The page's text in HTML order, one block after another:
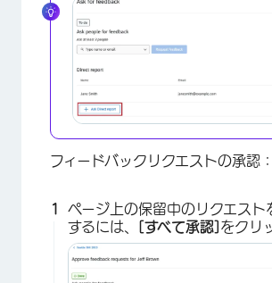
フィードバックリクエストの承認：
ページ上の保留中のリクエスト
するには、
[すべて承認] をクリ